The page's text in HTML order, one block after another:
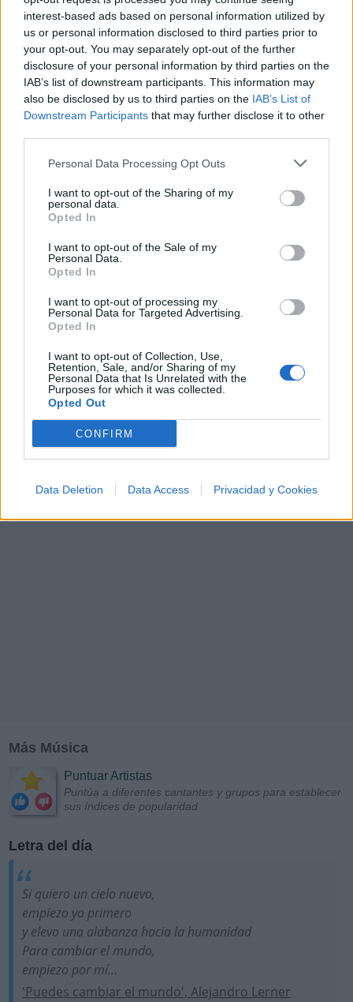
interest-based ads based on personal information utilized by
us or personal information disclosed to third parties prior to
your opt-out. You may separately opt-out of the further
disclosure of your personal information by third parties on the
IAB’s list of downstream participants. This information may
also be disclosed by us to third parties on the IAB’s List of
Downstream Participants that may further disclose it to other
Personal Data Processing Opt Outs
I want to opt-out of the Sharing of my
personal data.
Opted In
I want to opt-out of the Sale of my
Personal Data.
Opted In
I want to opt-out of processing my
Personal Data for Targeted Advertising.
Opted In
I want to opt-out of Collection, Use,
Retention, Sale, and/or Sharing of my
Personal Data that Is Unrelated with the
Purposes for which it was collected.
Opted Out
CONFIRM
Data Deletion Data Access Privacidad y Cookies
Añadir un comentario ...
🪐🚀 Canciones para Ver las Estrellas:
🌌🚀 Viaje intergaláctico: la mejor selección de
psicodelia, space rock y atmósferas cósmicas para
tus noches de astronomía. 🪐🎸 Desconecta, mira
esta colección para tu próxima noche estrellada!
✨⭐
Letras Top Artistas Playlists
B C D E F G H
N O P Q R S T U V W X
Z #
Más Música
Puntuar Artistas
Puntúa a diferentes cantantes y grupos para establecer
sus índices de popularidad
Letra del día
Si quiero un cielo nuevo,
empiezo yo primero
y elevo una alabanza hacia la humanidad
Para cambiar el mundo,
empiezo por mí...
'Puedes cambiar el mundo', Alejandro Lerner